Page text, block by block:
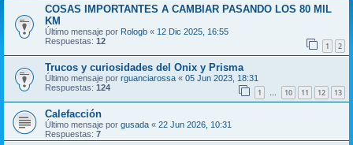
COSAS IMPORTANTES A CAMBIAR PASANDO LOS 80 MIL
KM
Último mensaje por Rologb « 12 Dic 2025, 16:55
Respuestas: 12 1 2
Trucos y curiosidades del Onix y Prisma
Último mensaje por rguanciarossa « 05 Jun 2023, 18:31
Respuestas: 124 1 … 10 11 12 13
Calefacción
Último mensaje por gusada « 22 Jun 2026, 10:31
Respuestas: 7